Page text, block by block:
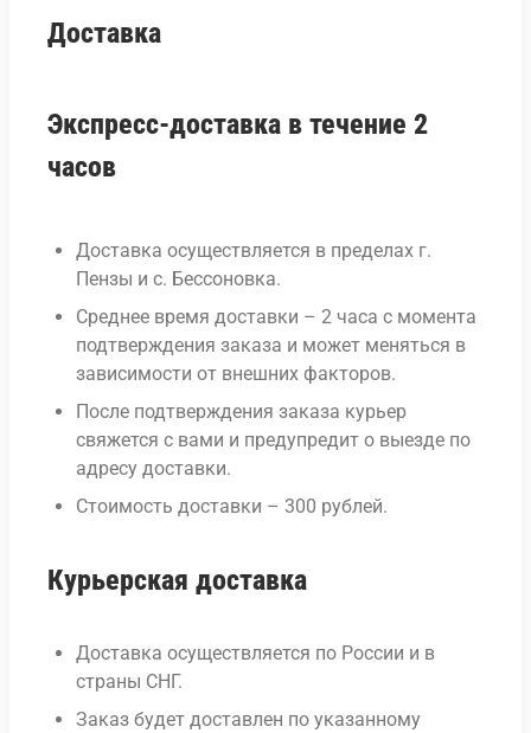
Доставка
Экспресс-доставка в течение 2
часов
Доставка осуществляется в пределах г.
Пензы и с. Бессоновка.
Среднее время доставки – 2 часа с момента
подтверждения заказа и может меняться в
зависимости от внешних факторов.
После подтверждения заказа курьер
свяжется с вами и предупредит о выезде по
адресу доставки.
Стоимость доставки – 300 рублей.
Курьерская доставка
Доставка осуществляется по России и в
страны СНГ.
Заказ будет доставлен по указанному